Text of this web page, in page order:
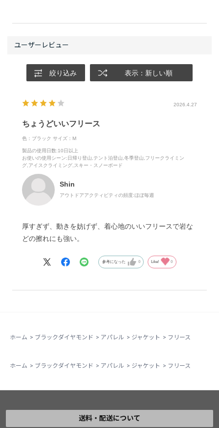
絞り込み 表示：新しい順
2026.4.27
ちょうどいいフリース
色：ブラック サイズ：M
製品の使用日数:10日以上
お使いの使用シーン:日帰り登山,テント泊登山,冬季登山,フリークライミン
グ,アイスクライミング,スキー・スノーボード
Shin
アウトドアアクティビティの頻度:ほぼ毎週
厚すぎず、動きを妨げず、着心地のいいフリースで岩な
どの擦れにも強い。
参考になった 0 Like! 0
ホーム > ブラックダイヤモンド > アパレル > ジャケット > フリース
ホーム > ブラックダイヤモンド > アパレル > ジャケット > フリース
送料・配送について